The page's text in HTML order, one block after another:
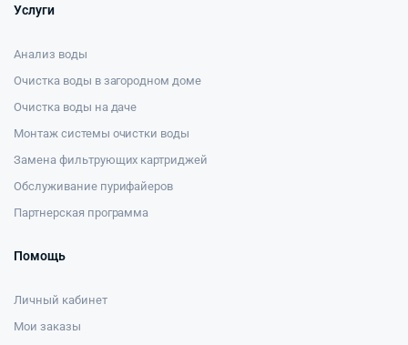
Услуги
Анализ воды
Очистка воды в загородном доме
Очистка воды на даче
Монтаж системы очистки воды
Замена фильтрующих картриджей
Обслуживание пурифайеров
Партнерская программа
Помощь
Личный кабинет
Мои заказы